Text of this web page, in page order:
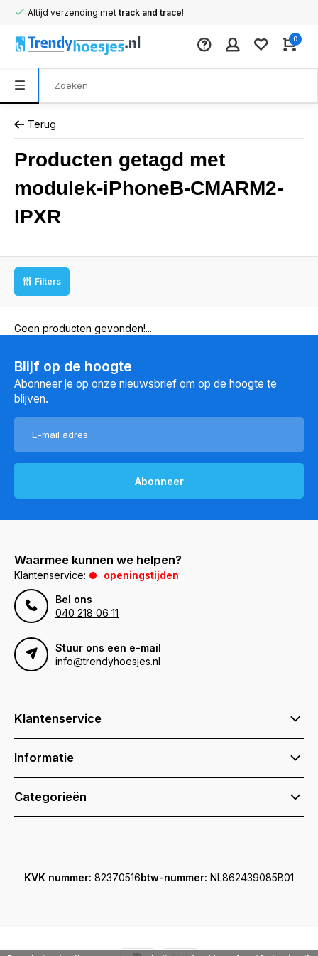
Altijd verzending met track and trace!
0
Terug
Producten getagd met
modulek-iPhoneB-CMARM2-
IPXR
Filters
Geen producten gevonden!...
Blijf op de hoogte
Abonneer je op onze nieuwsbrief om op de hoogte te
blijven.
Abonneer
Waarmee kunnen we helpen?
Klantenservice:
openingstijden
Bel ons
040 218 06 11
Stuur ons een e-mail
info@trendyhoesjes.nl
Klantenservice
Informatie
Categorieën
KVK nummer: 82370516btw-nummer: NL862439085B01